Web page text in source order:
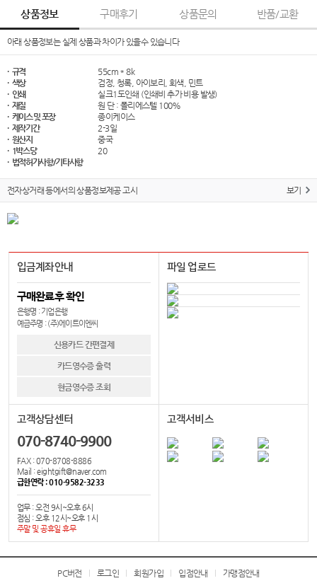
상품정보 구매후기 상품문의 반품/교환
아래 상품정보는 실제 상품과 차이가 있을수 있습니다
· 규격
55cm * 8k
· 색상
검정, 청록, 아이보리, 회색, 민트
· 인쇄
실크1도인쇄 (인쇄비 추가 비용 발생)
· 재질
원 단 : 폴리에스텔 100%
· 케이스 및 포장
종이케이스
· 제작기간
2-3일
· 원산지
중국
· 1박스당
20
· 법적허가사항/기타사항
전자상거래 등에서의 상품정보제공 고시 보기
입금계좌안내
구매완료후 확인
은행명 : 기업은행
예금주명 : (주)에이트이엔씨
신용카드 간편결제
카드영수증 출력
현금영수증 조회
파일 업로드
고객상담센터
070-8740-9900
FAX : 070-8708-8886
Mail : eightgift@naver.com
급한연락 : 010-9582-3233
업무 : 오전 9시~오후 6시
점심 : 오후 12시~오후 1시
주말 및 공휴일 휴무
고객서비스
PC버전 로그인 회원가입 입점안내 가맹점안내